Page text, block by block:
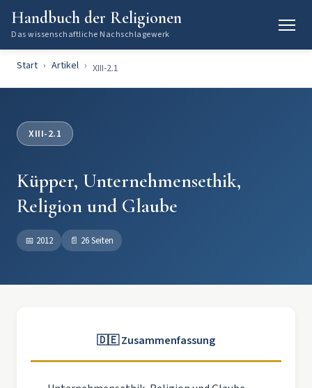
Handbuch der Religionen
Das wissenschaftliche Nachschlagewerk
Start Artikel XIII-2.1
XIII-2.1
Küpper, Unternehmensethik,
Religion und Glaube
📅 2012 📄 26 Seiten
🇩🇪 Zusammenfassung